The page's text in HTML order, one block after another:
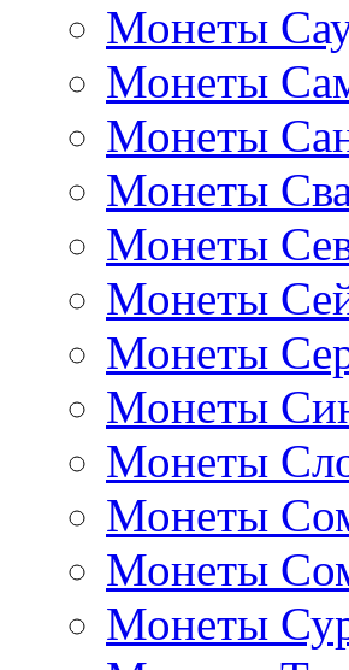
Монеты
Монеты
Монеты
Монеты
Монеты
Монеты
Монеты
Монеты
Монеты
Монеты
Монеты
Монеты